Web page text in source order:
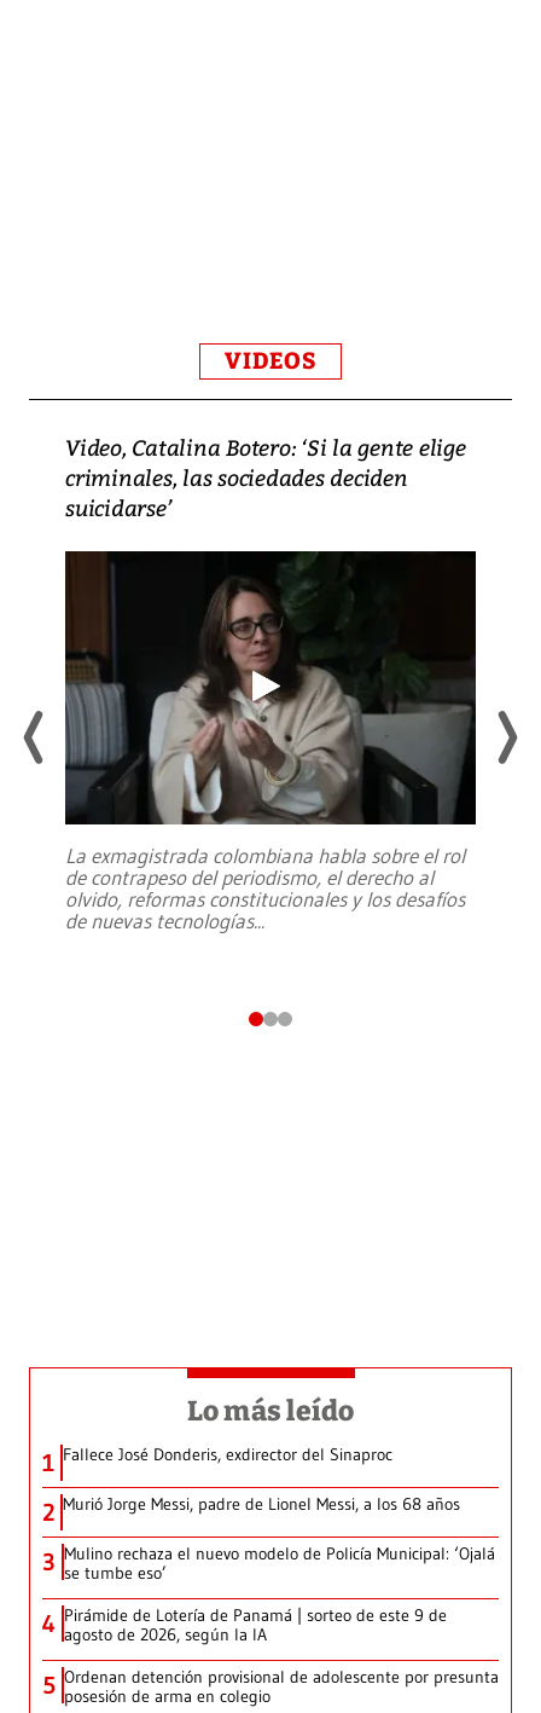
VIDEOS
Video, Catalina Botero: ‘Si la gente elige
criminales, las sociedades deciden
suicidarse’
La exmagistrada colombiana habla sobre el rol
de contrapeso del periodismo, el derecho al
olvido, reformas constitucionales y los desafíos
de nuevas tecnologías...
Lo más leído
1 Fallece José Donderis, exdirector del Sinaproc
2 Murió Jorge Messi, padre de Lionel Messi, a los 68 años
3 Mulino rechaza el nuevo modelo de Policía Municipal: ‘Ojalá
se tumbe eso’
4 Pirámide de Lotería de Panamá | sorteo de este 9 de
agosto de 2026, según la IA
5 Ordenan detención provisional de adolescente por presunta
posesión de arma en colegio